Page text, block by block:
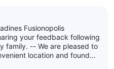
are pleased to
location and found
spacious. -- We